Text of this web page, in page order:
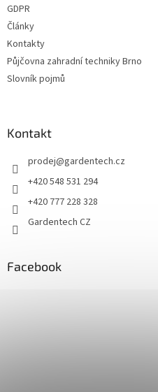
GDPR
Články
Kontakty
Půjčovna zahradní techniky Brno
Slovník pojmů
Kontakt
prodej@gardentech.cz
+420 548 531 294
+420 777 228 328
Gardentech CZ
Facebook